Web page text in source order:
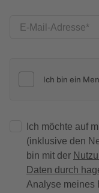
E-Mail-Adresse
Ich möchte auf
(inklusive den
bin mit der
Daten durch
Analyse meines